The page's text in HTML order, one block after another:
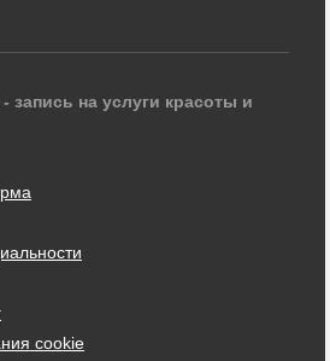
запись на услуги красоты и
cookie